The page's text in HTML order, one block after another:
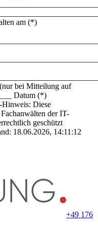
am (*)
bei Mitteilung auf
Datum (*)
Hinweis: Diese
der IT-
geschützt
18.06.2026, 14:11:12
+49 176